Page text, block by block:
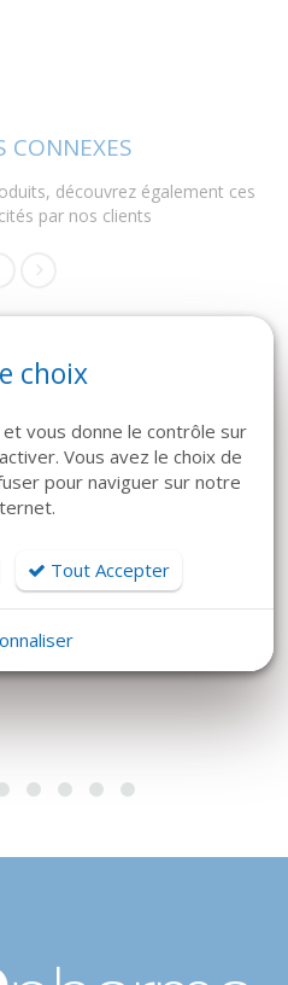
CONNEXES
découvrez également ces
par nos clients
DÉTAILS
CARDINAL HEALTH
LATEX MICRO (x50
paires)
choix
vous donne le contrôle sur
Vous avez le choix de
pour naviguer sur notre
Tout Accepter